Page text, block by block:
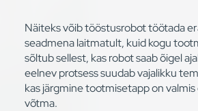
Näiteks võib tööstusrobot töötada
seadmena laitmatult, kuid kogu
sõltub sellest, kas robot saab õigel
eelnev protsess suudab vajalikku
kas järgmine tootmisetapp on
võtma.